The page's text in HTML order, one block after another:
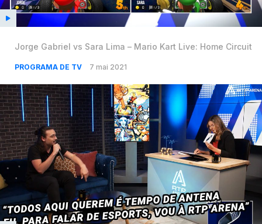
Jorge Gabriel vs Sara Lima – Mario Kart Live: Home Circuit
PROGRAMA DE TV 7 mai 2021